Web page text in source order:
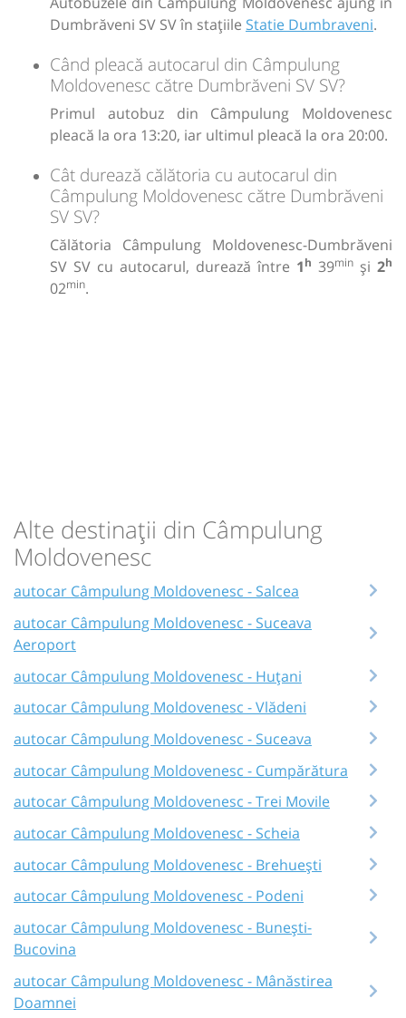
Dumbrăveni SV SV în stațiile Statie Dumbraveni.
Când pleacă autocarul din Câmpulung
Moldovenesc către Dumbrăveni SV SV?
Primul autobuz din Câmpulung Moldovenesc
pleacă la ora 13:20, iar ultimul pleacă la ora 20:00.
Cât durează călătoria cu autocarul din
Câmpulung Moldovenesc către Dumbrăveni
SV SV?
Călătoria Câmpulung Moldovenesc-Dumbrăveni
SV SV cu autocarul, durează între 1h 39min și 2h
02min.
Alte destinații din Câmpulung
Moldovenesc
autocar Câmpulung Moldovenesc - Salcea
autocar Câmpulung Moldovenesc - Suceava
Aeroport
autocar Câmpulung Moldovenesc - Huțani
autocar Câmpulung Moldovenesc - Vlădeni
autocar Câmpulung Moldovenesc - Suceava
autocar Câmpulung Moldovenesc - Cumpărătura
autocar Câmpulung Moldovenesc - Trei Movile
autocar Câmpulung Moldovenesc - Scheia
autocar Câmpulung Moldovenesc - Brehuești
autocar Câmpulung Moldovenesc - Podeni
autocar Câmpulung Moldovenesc - Bunești-
Bucovina
autocar Câmpulung Moldovenesc - Mânăstirea
Doamnei